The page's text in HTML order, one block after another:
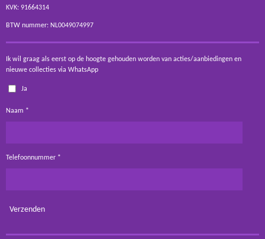
KVK: 91664314
BTW nummer: NL0049074997
Ik wil graag als eerst op de hoogte gehouden worden van acties/aanbiedingen en
nieuwe collecties via WhatsApp
Ja
Naam *
Telefoonnummer *
Verzenden